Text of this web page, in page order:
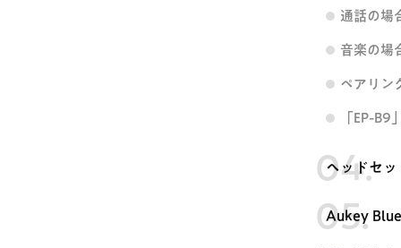
通話の場
音楽の場
ペアリン
「EP-B9
ヘッドセ
Aukey